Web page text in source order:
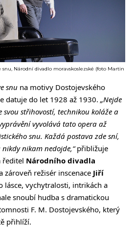
snu, Národní divadlo moravskoslezské (foto Martin
snu na motivy Dostojevského
datuje do let 1928 až 1930. „Nejde
střihovostí, technikou koláže a
vyvolává tato opera až
snu. Každá postava zde sní,
nikam nedojde,“přibližuje
ředitel Národního divadla
zároveň režisér inscenace Jiří
lásce, vychytralosti, intrikách a
snoubí hudba s dramatickou
F. M. Dostojevského, který
přihlíží.